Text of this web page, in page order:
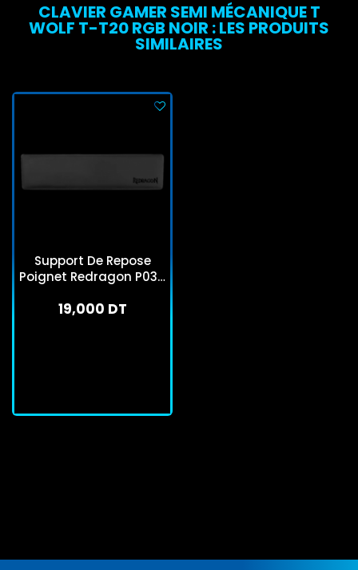
CLAVIER GAMER SEMI MÉCANIQUE T
WOLF T-T20 RGB NOIR : LES PRODUITS
SIMILAIRES
Support De Repose
Poignet Redragon P035
Gamer Noir
19,000 DT